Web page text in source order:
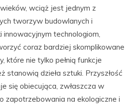
wciąż jest jednym z
tworzyw budowlanych i
innowacyjnym technologiom,
coraz bardziej skomplikowane
które nie tylko pełnią funkcje
stanowią dzieła sztuki. Przyszłość
się obiecująca, zwłaszcza w
zapotrzebowania na ekologiczne i